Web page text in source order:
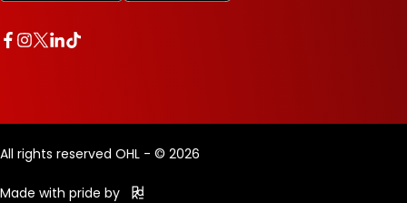
All rights reserved OHL - © 2026
Made with pride by